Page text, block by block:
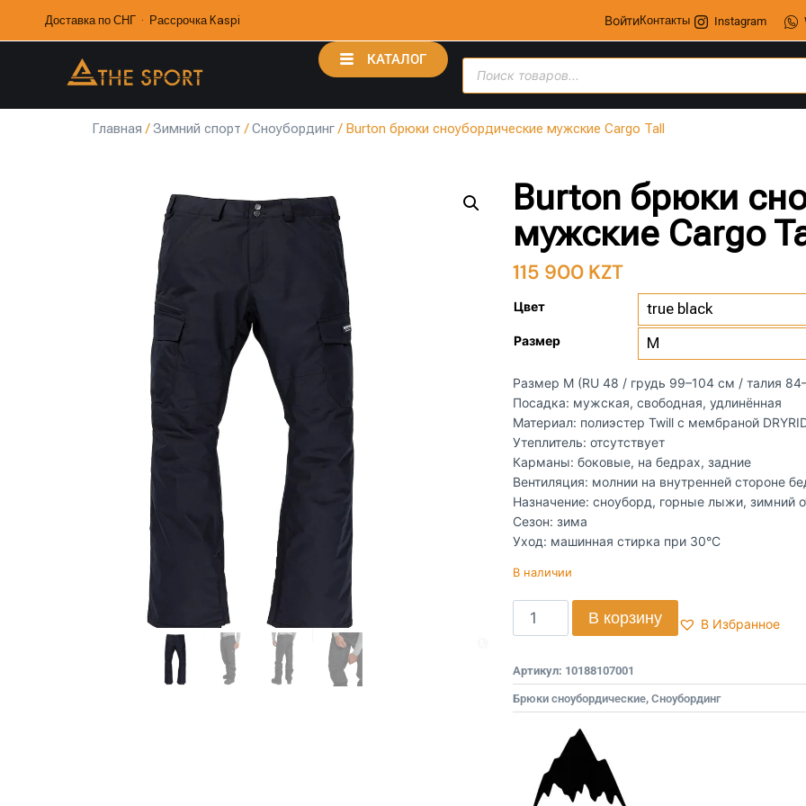
Доставка по СНГ · Рассрочка Kaspi ВойтиКонтакты Instagram
КАТАЛОГ
Главная /Зимний спорт /Сноубординг/ Burton брюки сноубордические мужские Cargo Tall
Burton брюки
мужские Cargo
115 900 KZT
Цвет
Размер
Размер M (RU 48 / грудь 99–104 см / талия
Посадка: мужская, свободная, удлинённая
Материал: полиэстер Twill с мембраной
Утеплитель: отсутствует
Карманы: боковые, на бедрах, задние
Вентиляция: молнии на внутренней стороне
Назначение: сноуборд, горные лыжи, зимний
Сезон: зима
Уход: машинная стирка при 30°C
В наличии
В корзину В Избранное
Артикул: 10188107001
Брюки сноубордические, Сноубординг